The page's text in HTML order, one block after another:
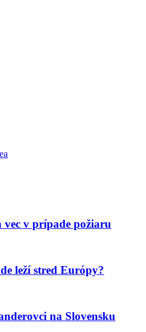
vec v prípade požiaru
leží stred Európy?
na Slovensku